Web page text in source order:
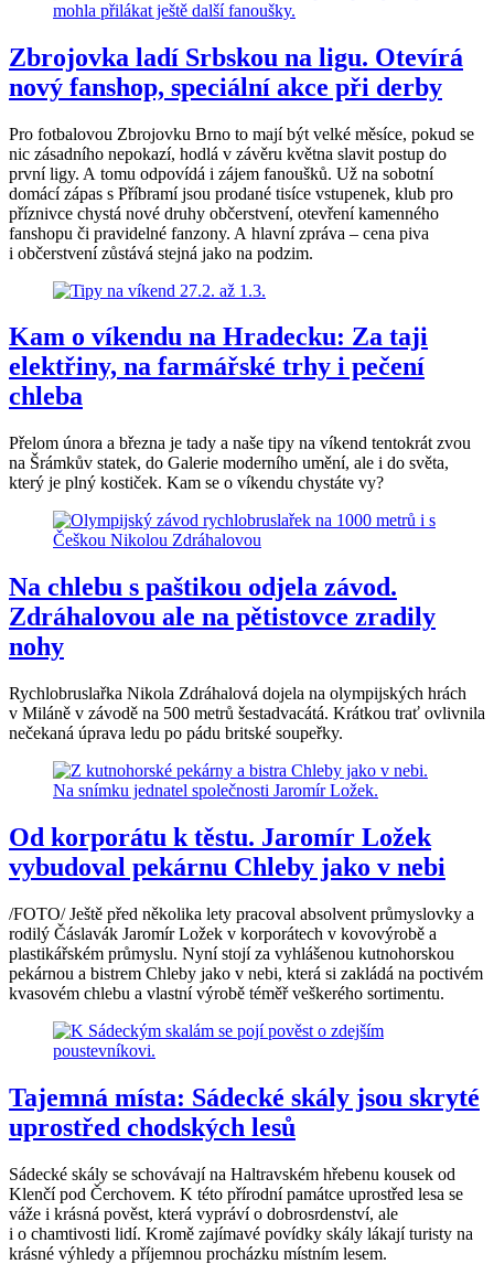
Zbrojovka ladí Srbskou na ligu. Otevírá
nový fanshop, speciální akce při derby
Pro fotbalovou Zbrojovku Brno to mají být velké měsíce, pokud se
nic zásadního nepokazí, hodlá v závěru května slavit postup do
první ligy. A tomu odpovídá i zájem fanoušků. Už na sobotní
domácí zápas s Příbramí jsou prodané tisíce vstupenek, klub pro
příznivce chystá nové druhy občerstvení, otevření kamenného
fanshopu či pravidelné fanzony. A hlavní zpráva – cena piva
i občerstvení zůstává stejná jako na podzim.
Kam o víkendu na Hradecku: Za taji
elektřiny, na farmářské trhy i pečení
chleba
Přelom února a března je tady a naše tipy na víkend tentokrát zvou
na Šrámkův statek, do Galerie moderního umění, ale i do světa,
který je plný kostiček. Kam se o víkendu chystáte vy?
Na chlebu s paštikou odjela závod.
Zdráhalovou ale na pětistovce zradily
nohy
Rychlobruslařka Nikola Zdráhalová dojela na olympijských hrách
v Miláně v závodě na 500 metrů šestadvacátá. Krátkou trať ovlivnila
nečekaná úprava ledu po pádu britské soupeřky.
Od korporátu k těstu. Jaromír Ložek
vybudoval pekárnu Chleby jako v nebi
/FOTO/ Ještě před několika lety pracoval absolvent průmyslovky a
rodilý Čáslavák Jaromír Ložek v korporátech v kovovýrobě a
plastikářském průmyslu. Nyní stojí za vyhlášenou kutnohorskou
pekárnou a bistrem Chleby jako v nebi, která si zakládá na poctivém
kvasovém chlebu a vlastní výrobě téměř veškerého sortimentu.
Tajemná místa: Sádecké skály jsou skryté
uprostřed chodských lesů
Sádecké skály se schovávají na Haltravském hřebenu kousek od
Klenčí pod Čerchovem. K této přírodní památce uprostřed lesa se
váže i krásná pověst, která vypráví o dobrosrdenství, ale
i o chamtivosti lidí. Kromě zajímavé povídky skály lákají turisty na
krásné výhledy a příjemnou procházku místním lesem.